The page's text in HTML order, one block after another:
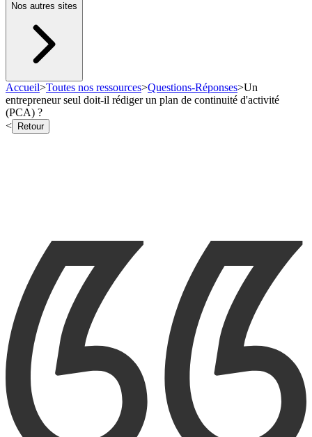
Nos autres sites
Accueil>Toutes nos ressources>Questions-Réponses>Un
entrepreneur seul doit-il rédiger un plan de continuité d'activité
(PCA) ?
<
Retour